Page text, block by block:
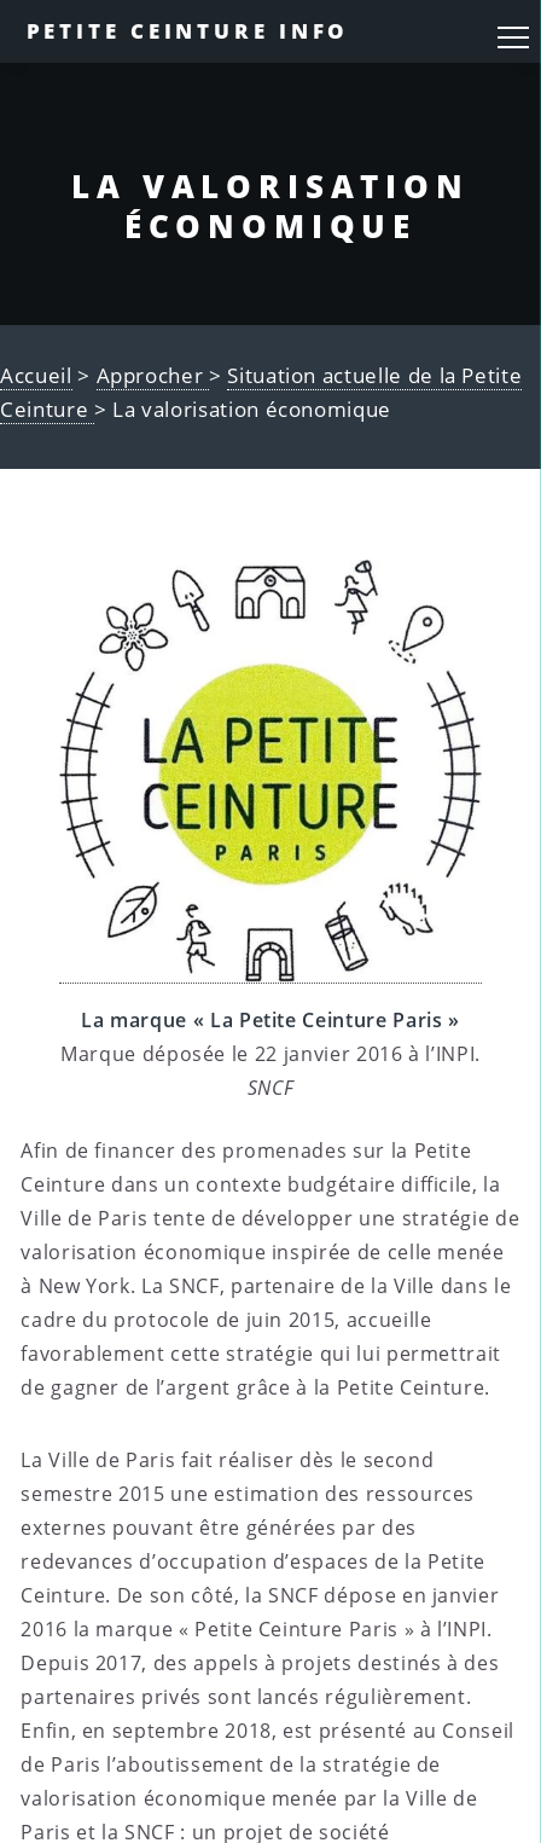
PETITE CEINTURE INFO
LA VALORISATION
ÉCONOMIQUE
Accueil > Approcher > Situation actuelle de la Petite
Ceinture > La valorisation économique
La marque « La Petite Ceinture Paris »
Marque déposée le 22 janvier 2016 à l’INPI.
SNCF
Afin de financer des promenades sur la Petite
Ceinture dans un contexte budgétaire difficile, la
Ville de Paris tente de développer une stratégie de
valorisation économique inspirée de celle menée
à New York. La SNCF, partenaire de la Ville dans le
cadre du protocole de juin 2015, accueille
favorablement cette stratégie qui lui permettrait
de gagner de l’argent grâce à la Petite Ceinture.
La Ville de Paris fait réaliser dès le second
semestre 2015 une estimation des ressources
externes pouvant être générées par des
redevances d’occupation d’espaces de la Petite
Ceinture. De son côté, la SNCF dépose en janvier
2016 la marque « Petite Ceinture Paris » à l’INPI.
Depuis 2017, des appels à projets destinés à des
partenaires privés sont lancés régulièrement.
Enfin, en septembre 2018, est présenté au Conseil
de Paris l’aboutissement de la stratégie de
valorisation économique menée par la Ville de
Paris et la SNCF : un projet de société